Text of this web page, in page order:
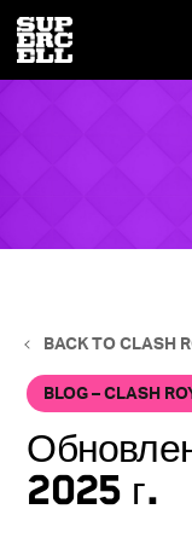
BACK TO CLASH
BLOG – CLASH
2025 г.